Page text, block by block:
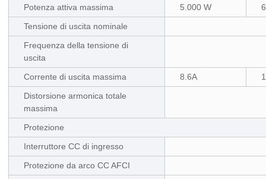
Potenza attiva massima 5.000 W
Tensione di uscita nominale
Frequenza della tensione di
uscita
Corrente di uscita massima
8.6A
Distorsione armonica totale
massima
Protezione
Interruttore CC di ingresso
Protezione da arco CC AFCI